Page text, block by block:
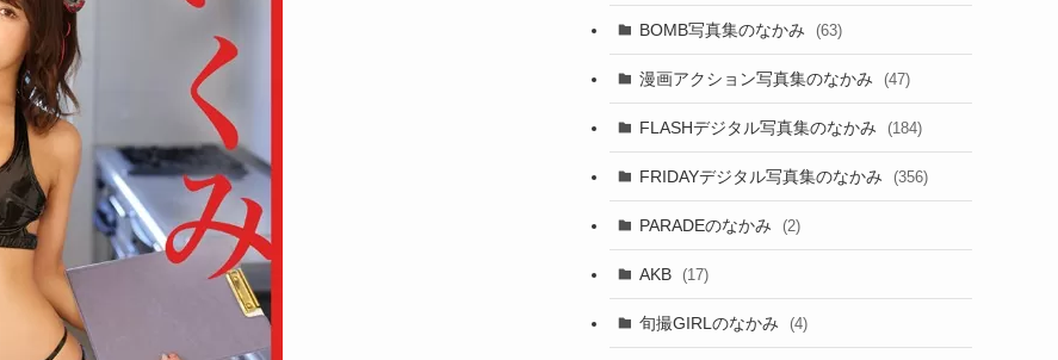
BOMB写真集のなかみ (63)
漫画アクション写真集のなかみ (47)
FLASHデジタル写真集のなかみ (184)
FRIDAYデジタル写真集のなかみ (356)
PARADEのなかみ (2)
AKB (17)
旬撮GIRLのなかみ (4)